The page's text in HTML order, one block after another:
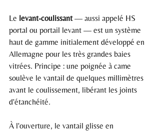
Le levant-coulissant — aussi appelé HS
portal ou portail levant — est un système
haut de gamme initialement développé en
Allemagne pour les très grandes baies
vitrées. Principe : une poignée à came
soulève le vantail de quelques millimètres
avant le coulissement, libérant les joints
d'étanchéité.
À l'ouverture, le vantail glisse en